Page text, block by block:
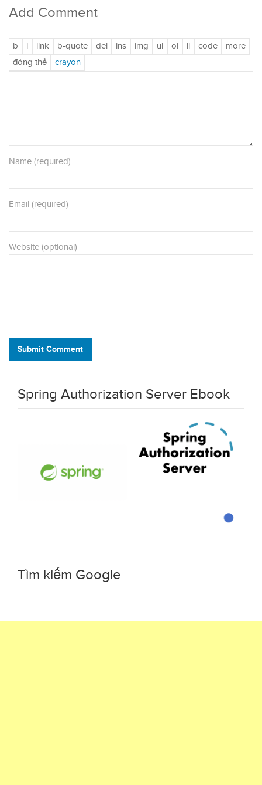
Add Comment
Name (required)
Email (required)
Website (optional)
Submit Comment
Spring Authorization Server Ebook
Tìm kiếm Google